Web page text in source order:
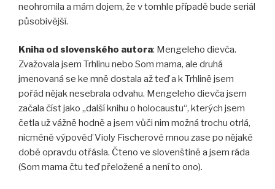
neohromila a mám dojem, že v tomhle případě bude seriál
působivější.
Kniha od slovenského autora: Mengeleho dievča.
Zvažovala jsem Trhlinu nebo Som mama, ale druhá
jmenovaná se ke mně dostala až teď a k Trhlině jsem
pořád nějak nesebrala odvahu. Mengeleho dievča jsem
začala číst jako „další knihu o holocaustu“, kterých jsem
četla už vážně hodně a jsem vůči nim možná trochu otrlá,
nicméně výpověď Violy Fischerové mnou zase po nějaké
době opravdu otřásla. Čteno ve slovenštině a jsem ráda
(Som mama čtu teď přeložené a není to ono).